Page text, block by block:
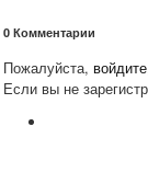
0 Комментарии
Пожалуйста, войдите
Если вы не